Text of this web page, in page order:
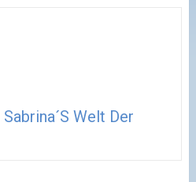
Sabrina´s Welt Der